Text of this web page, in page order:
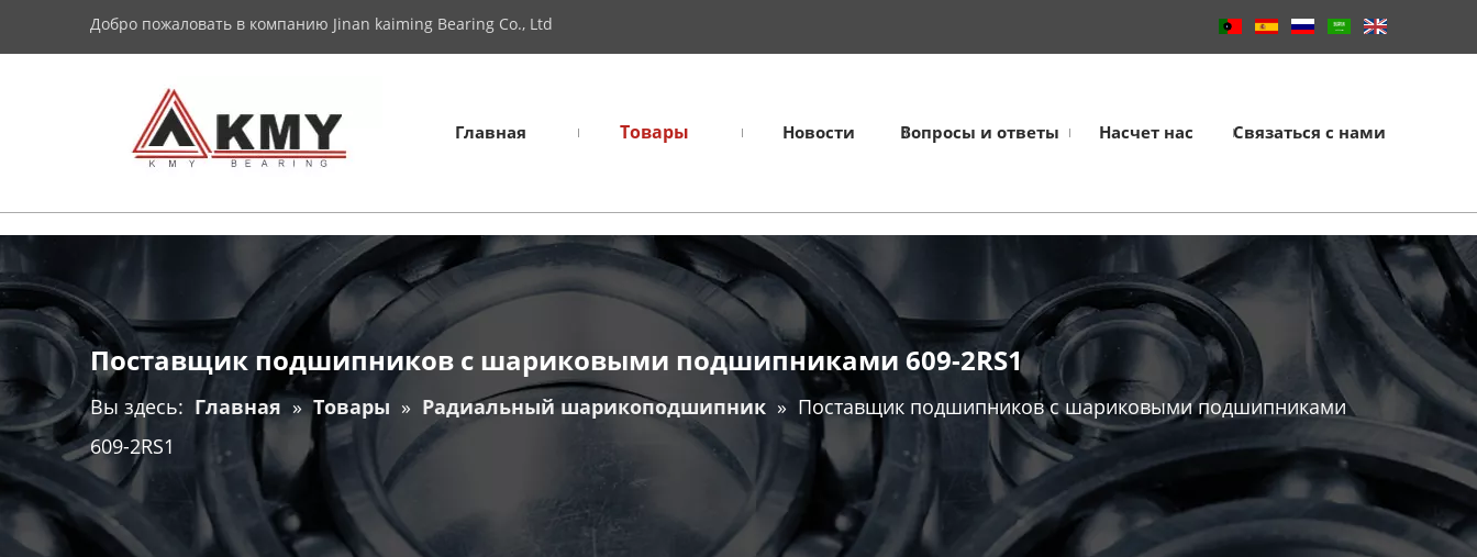
Добро пожаловать в компанию Jinan kaiming Bearing Co., Ltd
Главная Товары Новости Вопросы и ответы Насчет нас Связаться с нами
Поставщик подшипников с шариковыми подшипниками 609-2RS1
Вы здесь: Главная » Товары » Радиальный шарикоподшипник » Поставщик подшипников с шариковыми подшипниками
609-2RS1